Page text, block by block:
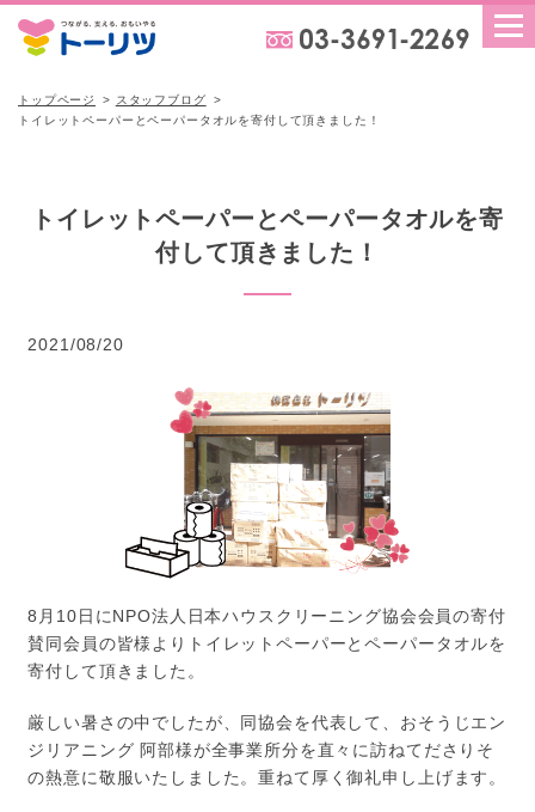
トップページ
スタッフブログ
トイレットペーパーとペーパータオルを寄付して頂きました！
トイレットペーパーとペーパータオルを寄
付して頂きました！
2021/08/20
8月10日にNPO法人日本ハウスクリーニング協会会員の寄付
賛同会員の皆様よりトイレットペーパーとペーパータオルを
寄付して頂きました。
厳しい暑さの中でしたが、同協会を代表して、おそうじエン
ジリアニング 阿部様が全事業所分を直々に訪ねてださりそ
の熱意に敬服いたしました。重ねて厚く御礼申し上げます。